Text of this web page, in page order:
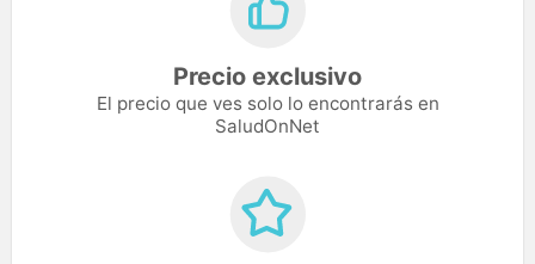
Precio exclusivo
El precio que ves solo lo encontrarás en
SaludOnNet